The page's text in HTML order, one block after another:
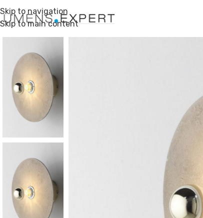
Skip to navigation
Skip to main content